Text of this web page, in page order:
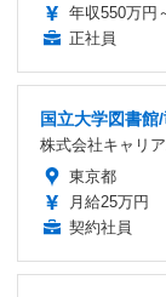
年収550万円
正社員
国立大学図書
株式会社キャリ
東京都
月給25万円
契約社員